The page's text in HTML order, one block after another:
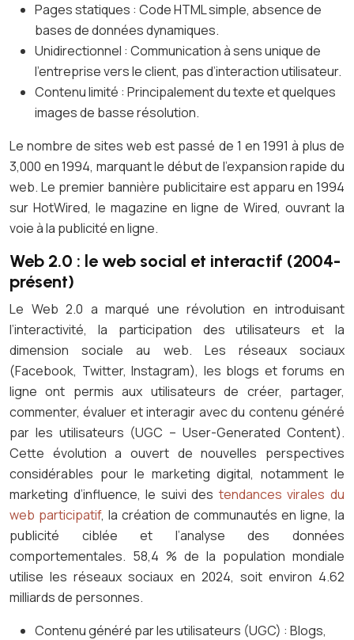
Pages statiques : Code HTML simple, absence de
bases de données dynamiques.
Unidirectionnel : Communication à sens unique de
l’entreprise vers le client, pas d’interaction utilisateur.
Contenu limité : Principalement du texte et quelques
images de basse résolution.
Le nombre de sites web est passé de 1 en 1991 à plus de
3,000 en 1994, marquant le début de l’expansion rapide du
web. Le premier bannière publicitaire est apparu en 1994
sur HotWired, le magazine en ligne de Wired, ouvrant la
voie à la publicité en ligne.
Web 2.0 : le web social et interactif (2004-
présent)
Le Web 2.0 a marqué une révolution en introduisant
l’interactivité, la participation des utilisateurs et la
dimension sociale au web. Les réseaux sociaux
(Facebook, Twitter, Instagram), les blogs et forums en
ligne ont permis aux utilisateurs de créer, partager,
commenter, évaluer et interagir avec du contenu généré
par les utilisateurs (UGC – User-Generated Content).
Cette évolution a ouvert de nouvelles perspectives
considérables pour le marketing digital, notamment le
marketing d’influence, le suivi des tendances virales du
web participatif, la création de communautés en ligne, la
publicité ciblée et l’analyse des données
comportementales. 58,4 % de la population mondiale
utilise les réseaux sociaux en 2024, soit environ 4.62
milliards de personnes.
Contenu généré par les utilisateurs (UGC) : Blogs,